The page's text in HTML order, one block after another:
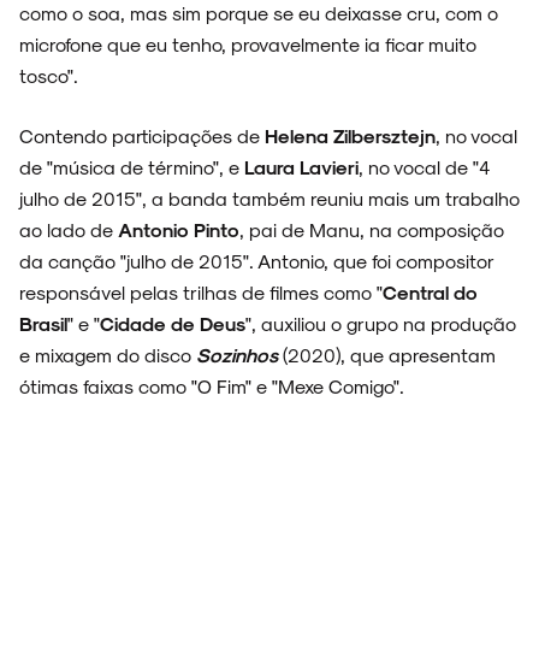
como o soa, mas sim porque se eu deixasse cru, com o
microfone que eu tenho, provavelmente ia ficar muito
tosco".
Contendo participações de Helena Zilbersztejn, no vocal
de "música de término", e Laura Lavieri, no vocal de "4
julho de 2015", a banda também reuniu mais um trabalho
ao lado de Antonio Pinto, pai de Manu, na composição
da canção "julho de 2015". Antonio, que foi compositor
responsável pelas trilhas de filmes como "Central do
Brasil" e "Cidade de Deus", auxiliou o grupo na produção
e mixagem do disco Sozinhos(2020), que apresentam
ótimas faixas como "O Fim" e "Mexe Comigo".